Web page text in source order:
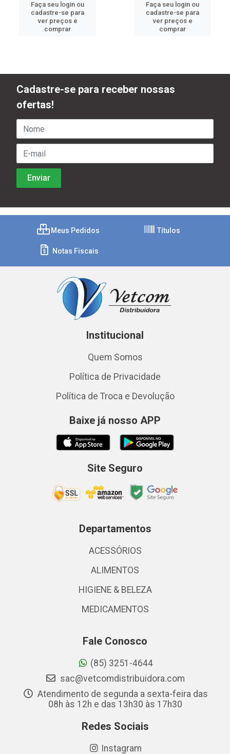
Faça seu login ou
cadastre-se para
ver preços e
comprar
Faça seu login ou
cadastre-se para
ver preços e
comprar
Cadastre-se para receber nossas
ofertas!
Meus Pedidos Títulos
Notas Fiscais
Institucional
Quem Somos
Política de Privacidade
Política de Troca e Devolução
Baixe já nosso APP
Site Seguro
Departamentos
ACESSÓRIOS
ALIMENTOS
HIGIENE & BELEZA
MEDICAMENTOS
Fale Conosco
(85) 3251-4644
sac@vetcomdistribuidora.com
Atendimento de segunda a sexta-feira das
08h às 12h e das 13h30 às 17h30
Redes Sociais
Instagram